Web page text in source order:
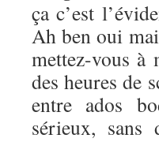
ça c’est
Ah ben oui
mettez-vous à
des heures de
entre ados
sérieux, sans